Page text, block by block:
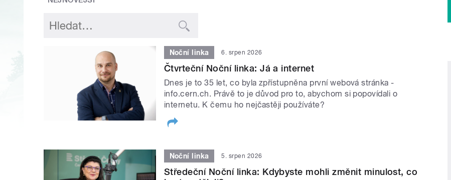
Noční linka 6. srpen 2026
Čtvrteční Noční linka: Já a internet
Dnes je to 35 let, co byla zpřístupněna první webová stránka -
info.cern.ch. Právě to je důvod pro to, abychom si popovídali o
internetu. K čemu ho nejčastěji používáte?
Noční linka 5. srpen 2026
Středeční Noční linka: Kdybyste mohli změnit minulost, co